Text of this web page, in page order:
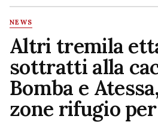
sito
NEWS
Altri tremila
sottratti alla
Bomba e
zone rifugio